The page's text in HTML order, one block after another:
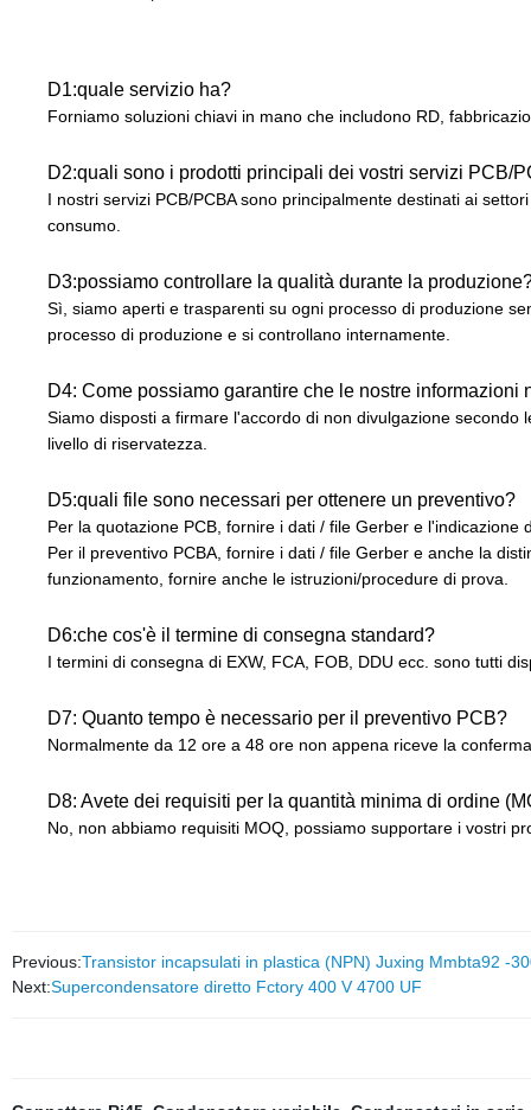
D1:quale servizio ha?
Forniamo soluzioni chiavi in mano che includono RD,
D2:quali sono i prodotti principali dei vostri servizi PCB/
I nostri servizi PCB/PCBA sono principalmente destinati ai
consumo.
D3:possiamo controllare la qualità durante la
Sì, siamo aperti e trasparenti su ogni processo di produzione
processo di produzione e si controllano internamente.
D4: Come possiamo garantire che le nostre
Siamo disposti a firmare l'accordo di non divulgazione
livello di riservatezza.
D5:quali file sono necessari per ottenere un preventivo?
Per la quotazione PCB, fornire i dati / file Gerber e
Per il preventivo PCBA, fornire i dati / file Gerber e anche la
funzionamento, fornire anche le istruzioni/procedure di prova.
D6:che cos'è il termine di consegna standard?
I termini di consegna di EXW, FCA, FOB, DDU ecc. sono tutti
D7: Quanto tempo è necessario per il preventivo PCB?
Normalmente da 12 ore a 48 ore non appena riceve la
D8: Avete dei requisiti per la quantità minima di ordine
No, non abbiamo requisiti MOQ, possiamo supportare i vostri
Previous:Transistor incapsulati in plastica (NPN) Juxing Mmbta92 -
Next:Supercondensatore diretto Fctory 400 V 4700 UF